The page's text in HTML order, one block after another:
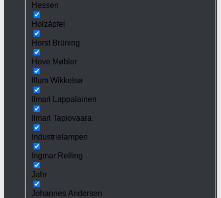
Hessen
Holzäpfel
Horst Brüning
Hove Møbler
Illum Wikkelsø
Ilmari Lappalainen
Ilmari Tapiovaara
Industrielampen
Ingmar Relling
Jahr
Johannes Andersen